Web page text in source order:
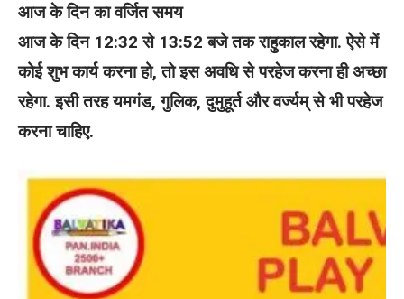
आज के दिन का वर्जित समय
आज के दिन 12:32 से 13:52 बजे तक राहुकाल रहेगा. ऐसे में
कोई शुभ कार्य करना हो, तो इस अवधि से परहेज करना ही अच्छा
रहेगा. इसी तरह यमगंड, गुलिक, दुमुहूर्त और वर्ज्यम् से भी परहेज
करना चाहिए.